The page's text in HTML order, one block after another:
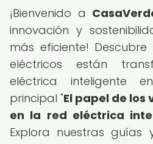
¡Bienvenido a
innovación y
más eficiente!
eléctricos están
eléctrica inteligente
principal "El papel de los
en la red eléctrica
Explora nuestras guías